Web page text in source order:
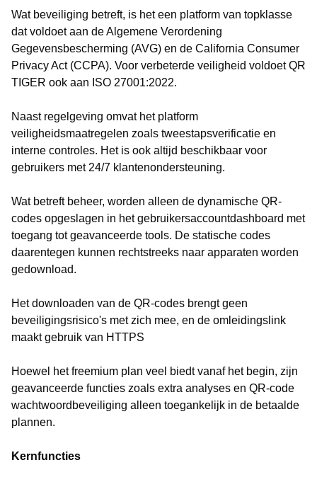
Wat beveiliging betreft, is het een platform van topklasse
dat voldoet aan de Algemene Verordening
Gegevensbescherming (AVG) en de California Consumer
Privacy Act (CCPA). Voor verbeterde veiligheid voldoet QR
TIGER ook aan ISO 27001:2022.
Naast regelgeving omvat het platform
veiligheidsmaatregelen zoals tweestapsverificatie en
interne controles. Het is ook altijd beschikbaar voor
gebruikers met 24/7 klantenondersteuning.
Wat betreft beheer, worden alleen de dynamische QR-
codes opgeslagen in het gebruikersaccountdashboard met
toegang tot geavanceerde tools. De statische codes
daarentegen kunnen rechtstreeks naar apparaten worden
gedownload.
Het downloaden van de QR-codes brengt geen
beveiligingsrisico's met zich mee, en de omleidingslink
maakt gebruik van HTTPS
Hoewel het freemium plan veel biedt vanaf het begin, zijn
geavanceerde functies zoals extra analyses en QR-code
wachtwoordbeveiliging alleen toegankelijk in de betaalde
plannen.
Kernfuncties